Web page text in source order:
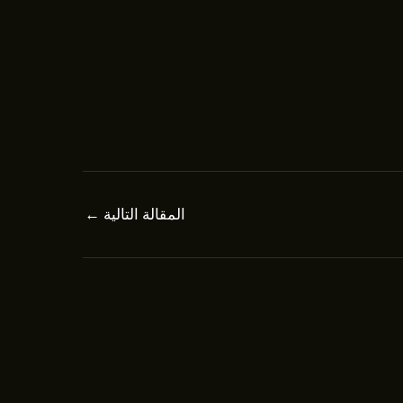
المقالة التالية ←